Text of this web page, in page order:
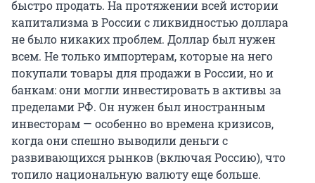
быстро продать. На протяжении всей истории
капитализма в России с ликвидностью доллара
не было никаких проблем. Доллар был нужен
всем. Не только импортерам, которые на него
покупали товары для продажи в России, но и
банкам: они могли инвестировать в активы за
пределами РФ. Он нужен был иностранным
инвесторам — особенно во времена кризисов,
когда они спешно выводили деньги с
развивающихся рынков (включая Россию), что
топило национальную валюту еще больше.